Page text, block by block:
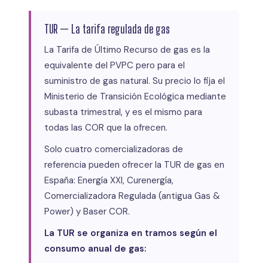
TUR — La tarifa regulada de gas
La Tarifa de Último Recurso de gas es la
equivalente del PVPC pero para el
suministro de gas natural. Su precio lo fija el
Ministerio de Transición Ecológica mediante
subasta trimestral, y es el mismo para
todas las COR que la ofrecen.
Solo cuatro comercializadoras de
referencia pueden ofrecer la TUR de gas en
España: Energía XXI, Curenergía,
Comercializadora Regulada (antigua Gas &
Power) y Baser COR.
La TUR se organiza en tramos según el
consumo anual de gas: